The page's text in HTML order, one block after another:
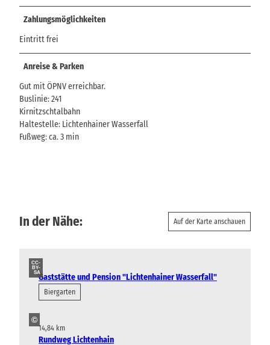
Zahlungsmöglichkeiten
Eintritt frei
Anreise & Parken
Gut mit ÖPNV erreichbar.
Buslinie: 241
Kirnitzschtalbahn
Haltestelle: Lichtenhainer Wasserfall
Fußweg: ca. 3 min
In der Nähe: Auf der Karte anschauen
CC-
BY-
SAGaststätte und Pension "Lichtenhainer Wasserfall"
Biergarten
©
14,84 km
Rundweg Lichtenhain